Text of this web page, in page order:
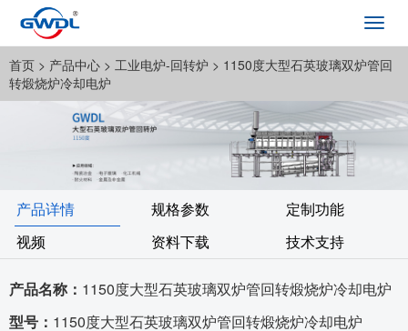
首页 > 产品中心 > 工业电炉-回转炉 > 1150度大型石英玻璃双炉管回
转煅烧炉冷却电炉
产品详情 规格参数
定制功能
视频
资料下载 技术支持
产品名称： 1150度大型石英玻璃双炉管回转煅烧炉冷却电炉
型号： 1150度大型石英玻璃双炉管回转煅烧炉冷却电炉